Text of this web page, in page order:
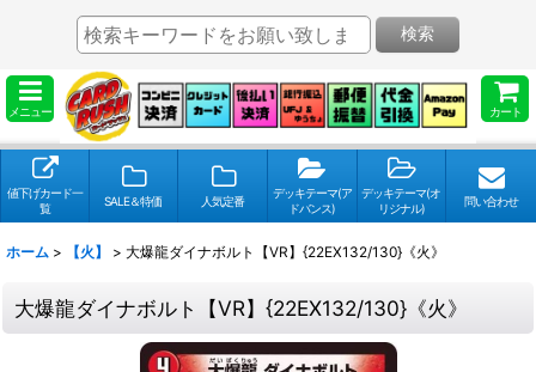
メニュー カート
検索
値下げカード一
覧
SALE＆特価 人気定番
デッキテーマ(ア
ドバンス)
デッキテーマ(オ
リジナル)
問い合わせ
ホーム > 【火】 > 大爆龍ダイナボルト【VR】{22EX132/130}《火》
大爆龍ダイナボルト【VR】{22EX132/130}《火》